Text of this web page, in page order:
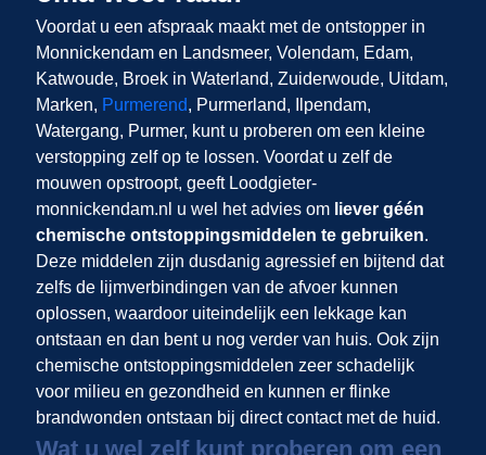
Voordat u een afspraak maakt met de ontstopper in
Monnickendam en Landsmeer, Volendam, Edam,
Katwoude, Broek in Waterland, Zuiderwoude, Uitdam,
Marken, Purmerend, Purmerland, Ilpendam,
Watergang, Purmer, kunt u proberen om een kleine
verstopping zelf op te lossen. Voordat u zelf de
mouwen opstroopt, geeft Loodgieter-
monnickendam.nl u wel het advies om liever géén
chemische ontstoppingsmiddelen te gebruiken.
Deze middelen zijn dusdanig agressief en bijtend dat
zelfs de lijmverbindingen van de afvoer kunnen
oplossen, waardoor uiteindelijk een lekkage kan
ontstaan en dan bent u nog verder van huis. Ook zijn
chemische ontstoppingsmiddelen zeer schadelijk
voor milieu en gezondheid en kunnen er flinke
brandwonden ontstaan bij direct contact met de huid.
Wat u wel zelf kunt proberen om een